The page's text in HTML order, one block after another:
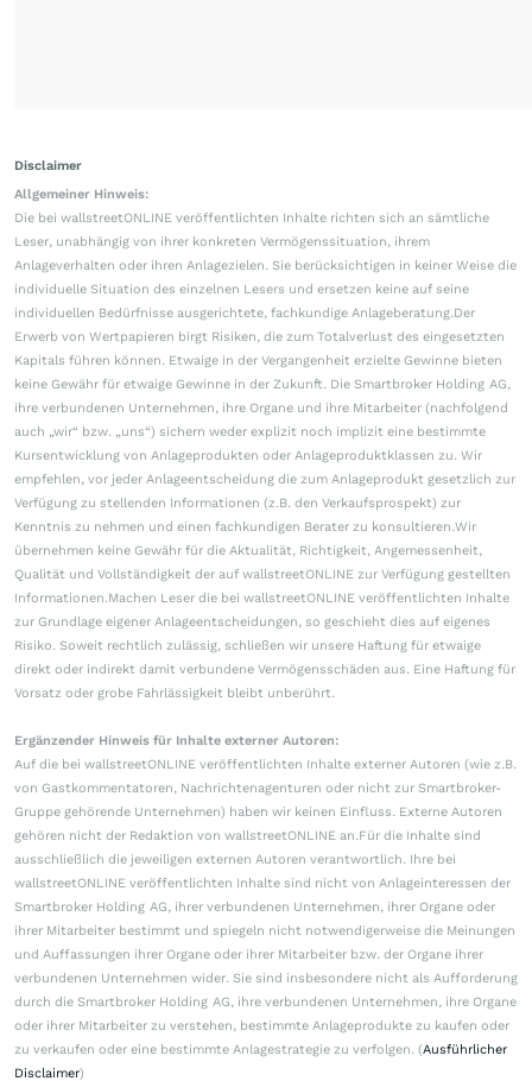
Disclaimer
Allgemeiner Hinweis:
Die bei wallstreetONLINE veröffentlichten Inhalte richten sich an sämtliche
Leser, unabhängig von ihrer konkreten Vermögenssituation, ihrem
Anlageverhalten oder ihren Anlagezielen. Sie berücksichtigen in keiner Weise die
individuelle Situation des einzelnen Lesers und ersetzen keine auf seine
individuellen Bedürfnisse ausgerichtete, fachkundige Anlageberatung.Der
Erwerb von Wertpapieren birgt Risiken, die zum Totalverlust des eingesetzten
Kapitals führen können. Etwaige in der Vergangenheit erzielte Gewinne bieten
keine Gewähr für etwaige Gewinne in der Zukunft. Die Smartbroker Holding AG,
ihre verbundenen Unternehmen, ihre Organe und ihre Mitarbeiter (nachfolgend
auch „wir“ bzw. „uns“) sichern weder explizit noch implizit eine bestimmte
Kursentwicklung von Anlageprodukten oder Anlageproduktklassen zu. Wir
empfehlen, vor jeder Anlageentscheidung die zum Anlageprodukt gesetzlich zur
Verfügung zu stellenden Informationen (z.B. den Verkaufsprospekt) zur
Kenntnis zu nehmen und einen fachkundigen Berater zu konsultieren.Wir
übernehmen keine Gewähr für die Aktualität, Richtigkeit, Angemessenheit,
Qualität und Vollständigkeit der auf wallstreetONLINE zur Verfügung gestellten
Informationen.Machen Leser die bei wallstreetONLINE veröffentlichten Inhalte
zur Grundlage eigener Anlageentscheidungen, so geschieht dies auf eigenes
Risiko. Soweit rechtlich zulässig, schließen wir unsere Haftung für etwaige
direkt oder indirekt damit verbundene Vermögensschäden aus. Eine Haftung für
Vorsatz oder grobe Fahrlässigkeit bleibt unberührt.
Ergänzender Hinweis für Inhalte externer Autoren:
Auf die bei wallstreetONLINE veröffentlichten Inhalte externer Autoren (wie z.B.
von Gastkommentatoren, Nachrichtenagenturen oder nicht zur Smartbroker-
Gruppe gehörende Unternehmen) haben wir keinen Einfluss. Externe Autoren
gehören nicht der Redaktion von wallstreetONLINE an.Für die Inhalte sind
ausschließlich die jeweiligen externen Autoren verantwortlich. Ihre bei
wallstreetONLINE veröffentlichten Inhalte sind nicht von Anlageinteressen der
Smartbroker Holding AG, ihrer verbundenen Unternehmen, ihrer Organe oder
ihrer Mitarbeiter bestimmt und spiegeln nicht notwendigerweise die Meinungen
und Auffassungen ihrer Organe oder ihrer Mitarbeiter bzw. der Organe ihrer
verbundenen Unternehmen wider. Sie sind insbesondere nicht als Aufforderung
durch die Smartbroker Holding AG, ihre verbundenen Unternehmen, ihre Organe
oder ihrer Mitarbeiter zu verstehen, bestimmte Anlageprodukte zu kaufen oder
zu verkaufen oder eine bestimmte Anlagestrategie zu verfolgen. (Ausführlicher
Disclaimer)